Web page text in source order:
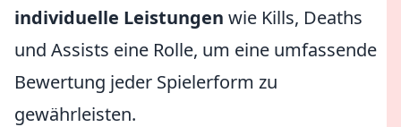
individuelle Leistungen wie Kills, Deaths
und Assists eine Rolle, um eine umfassende
Bewertung jeder Spielerform zu
gewährleisten.